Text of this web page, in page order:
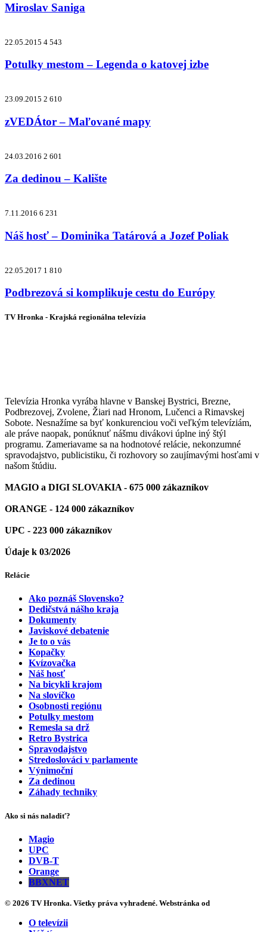
Miroslav Saniga
22.05.2015 4 543
Potulky mestom – Legenda o katovej izbe
23.09.2015 2 610
zVEDÁtor – Maľované mapy
24.03.2016 2 601
Za dedinou – Kalište
7.11.2016 6 231
Náš hosť – Dominika Tatárová a Jozef Poliak
22.05.2017 1 810
Podbrezová si komplikuje cestu do Európy
TV Hronka - Krajská regionálna televízia
Televízia Hronka vyrába hlavne v Banskej Bystrici, Brezne,
Podbrezovej, Zvolene, Žiari nad Hronom, Lučenci a Rimavskej
Sobote. Nesnažíme sa byť konkurenciou voči veľkým televíziám,
ale práve naopak, ponúknuť nášmu divákovi úplne iný štýl
programu. Zameriavame sa na hodnotové relácie, nekonzumné
spravodajstvo, publicistiku, či rozhovory so zaujímavými hosťami v
našom štúdiu.
MAGIO a DIGI SLOVAKIA - 675 000 zákazníkov
ORANGE - 124 000 zákazníkov
UPC - 223 000 zákazníkov
Údaje k 03/2026
Relácie
Ako poznáš Slovensko?
Dedičstvá nášho kraja
Dokumenty
Javiskové debatenie
Je to o vás
Kopačky
Kvízovačka
Náš hosť
Na bicykli krajom
Na slovíčko
Osobnosti regiónu
Potulky mestom
Remesla sa drž
Retro Bystrica
Spravodajstvo
Stredoslováci v parlamente
Výnimoční
Za dedinou
Záhady techniky
Ako si nás naladiť?
Magio
UPC
DVB-T
Orange
BBXNET
© 2026 TV Hronka. Všetky práva vyhradené. Webstránka od
O televízii